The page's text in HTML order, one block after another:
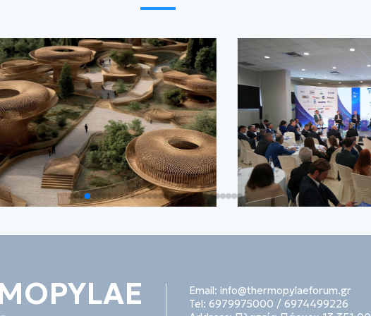
Email: info@thermopylaeforum.gr
Tel: 6979975000 / 6974499226